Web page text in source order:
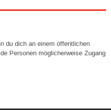
du dich an einem öffentlichen
Personen möglicherweise Zugang